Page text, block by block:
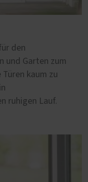
den
und Garten zum
kaum zu
ruhigen Lauf.